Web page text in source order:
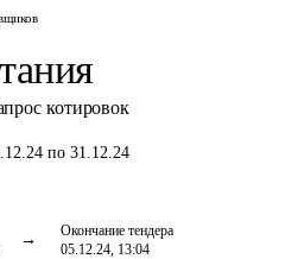
котировок
по 31.12.24
Окончание тендера
05.12.24, 13:04